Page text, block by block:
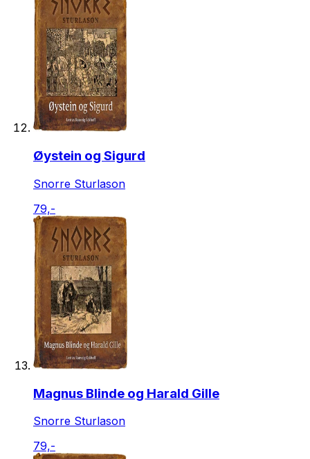
Øystein og Sigurd
Snorre Sturlason
79,-
Magnus Blinde og Harald Gille
Snorre Sturlason
79,-